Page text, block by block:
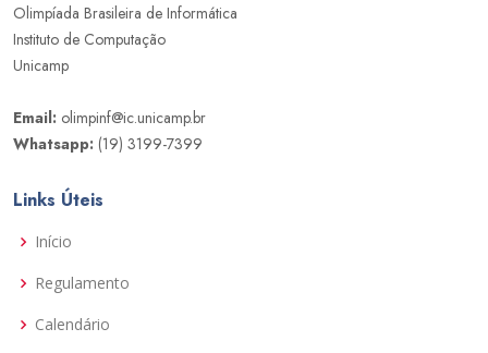
Olimpíada Brasileira de Informática
Instituto de Computação
Unicamp
Email: olimpinf@ic.unicamp.br
Whatsapp: (19) 3199-7399
Links Úteis
Início
Regulamento
Calendário